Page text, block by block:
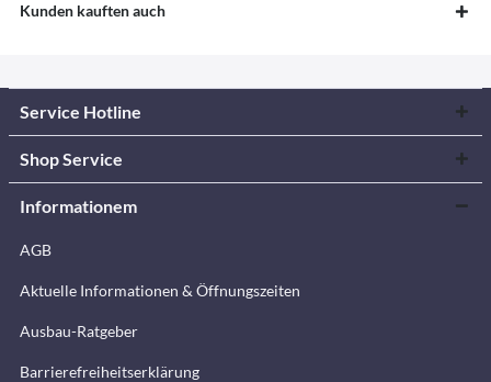
Kunden kauften auch
Service Hotline
Shop Service
Informationem
AGB
Aktuelle Informationen & Öffnungszeiten
Ausbau-Ratgeber
Barrierefreiheitserklärung